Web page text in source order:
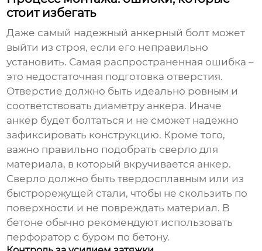
стоит избегать
Даже самый надежный анкерный болт может
выйти из строя, если его неправильно
установить. Самая распространенная ошибка –
это недостаточная подготовка отверстия.
Отверстие должно быть идеально ровным и
соответствовать диаметру анкера. Иначе
анкер будет болтаться и не сможет надежно
зафиксировать конструкцию. Кроме того,
важно правильно подобрать сверло для
материала, в который вкручивается анкер.
Сверло должно быть твердосплавным или из
быстрорежущей стали, чтобы не скользить по
поверхности и не повреждать материал. В
бетоне обычно рекомендуют использовать
перфоратор с буром по бетону.